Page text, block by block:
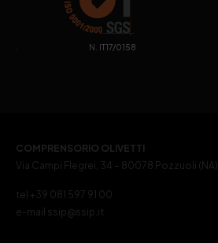
. N. IT17/0158
COMPRENSORIO OLIVETTI
Via Campi Flegrei, 34 – 80078 Pozzuoli (NA)
tel +39 081 597 91 00
e-mail ssip@ssip.it